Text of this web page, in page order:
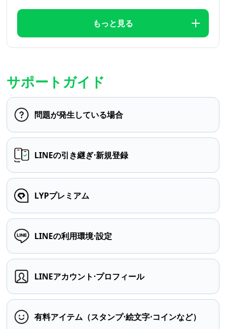
もっと見る
サポートガイド
問題が発生している場合
LINEの引き継ぎ⋅新規登録
LYPプレミアム
LINEの利用環境⋅設定
LINEアカウント⋅プロフィール
有料アイテム（スタンプ⋅絵文字⋅コインなど）